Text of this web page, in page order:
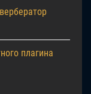
плагина